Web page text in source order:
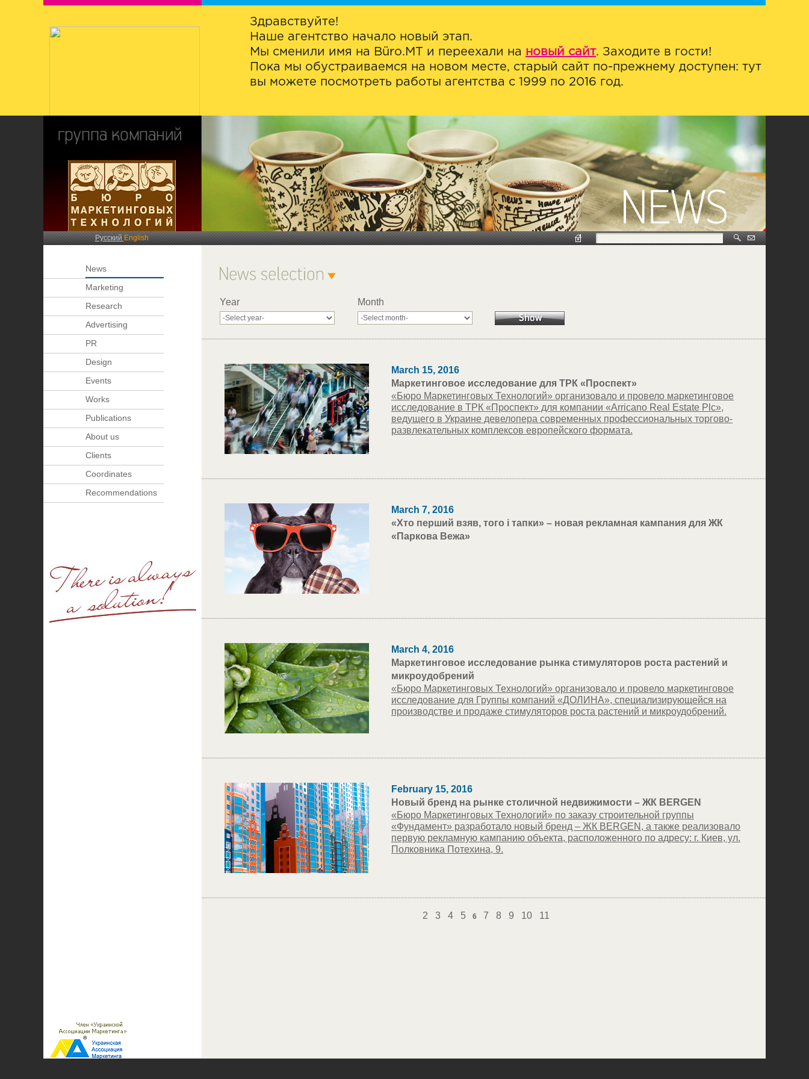
Здравствуйте!
Наше агентство начало новый этап.
Мы сменили имя на Büro.MT и переехали на новый сайт. Заходите в гости!
Пока мы обустраиваемся на новом месте, старый сайт по-прежнему доступен: тут
вы можете посмотреть работы агентства с 1999 по 2016 год.
РусскийEnglish
News
Marketing
Research
Advertising
PR
Design
Events
Works
Publications
About us
Clients
Coordinates
Recommendations
Year Month
March 15, 2016
Маркетинговое исследование для ТРК «Проспект»
«Бюро Маркетинговых Технологий» организовало и провело маркетинговое
исследование в ТРК «Проспект» для компании «Arricano Real Estate Plc»,
ведущего в Украине девелопера современных профессиональных торгово-
развлекательных комплексов европейского формата.
March 7, 2016
«Хто перший взяв, того і тапки» – новая рекламная кампания для ЖК
«Паркова Вежа»
March 4, 2016
Маркетинговое исследование рынка стимуляторов роста растений и
микроудобрений
«Бюро Маркетинговых Технологий» организовало и провело маркетинговое
исследование для Группы компаний «ДОЛИНА», специализирующейся на
производстве и продаже стимуляторов роста растений и микроудобрений.
February 15, 2016
Новый бренд на рынке столичной недвижимости – ЖК BERGEN
«Бюро Маркетинговых Технологий» по заказу строительной группы
«Фундамент» разработало новый бренд – ЖК BERGEN, а также реализовало
первую рекламную кампанию объекта, расположенного по адресу: г. Киев, ул.
Полковника Потехина, 9.
2 3 4 5 6 7 8 9 10 11